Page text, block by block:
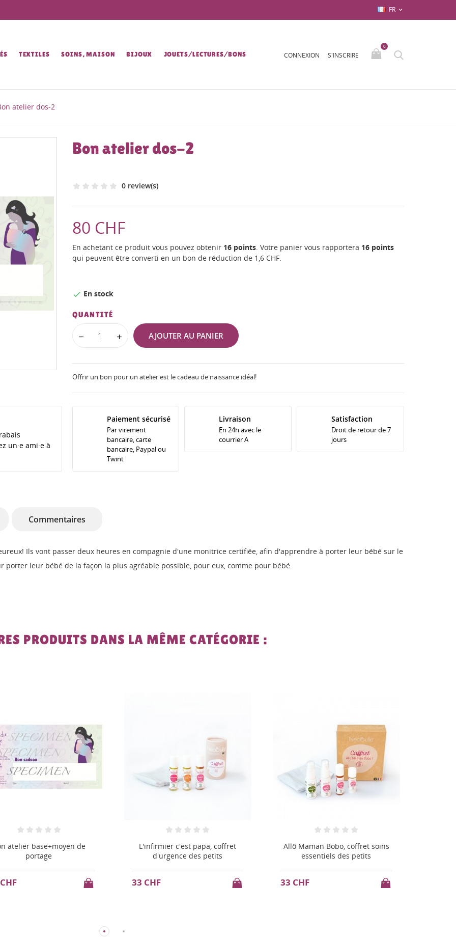
FR 
TEXTILES SOINS, MAISON BIJOUX JOUETS/LECTURES/BONS CONNEXION S'INSCRIRE
0
atelier dos-2
Bon atelier dos-2
0 review(s)
80 CHF
En achetant ce produit vous pouvez obtenir 16points. Votre panier vous rapportera 16points
qui peuvent être converti en un bon de réduction de 1,6 CHF.
 En stock
QUANTITÉ
AJOUTER AU PANIER
Offrir un bon pour un atelier est le cadeau de naissance idéal!
un·e ami·e à
Paiement sécurisé
Par virement
bancaire, carte
bancaire, Paypal ou
Twint
Livraison
En 24h avec le
courrier A
Satisfaction
Droit de retour de 7
jours
Commentaires
Ils vont passer deux heures en compagnie d'une monitrice certifiée, afin d'apprendre à porter leur bébé sur le
leur bébé de la façon la plus agréable possible, pour eux, comme pour bébé.
PRODUITS DANS LA MÊME CATÉGORIE :
c'est papa, coffret
d'urgence des petits
Allô Maman Bobo, coffret soins
essentiels des petits
33 CHF
Lunii - mon casque Octave